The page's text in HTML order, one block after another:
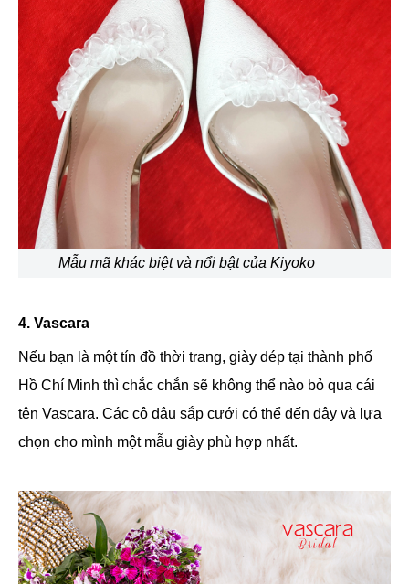
Mẫu mã khác biệt và nổi bật của Kiyoko
4. Vascara
Nếu bạn là một tín đồ thời trang, giày dép tại thành phố
Hồ Chí Minh thì chắc chắn sẽ không thể nào bỏ qua cái
tên Vascara. Các cô dâu sắp cưới có thể đến đây và lựa
chọn cho mình một mẫu giày phù hợp nhất.